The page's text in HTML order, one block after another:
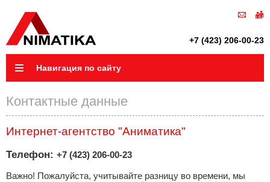
+7 (423) 206-00-23
Навигация по сайту
Контактные данные
Интернет-агентство "Аниматика"
Телефон: +7 (423) 206-00-23
Важно! Пожалуйста, учитывайте разницу во времени, мы